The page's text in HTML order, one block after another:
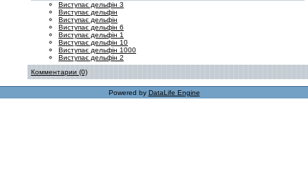
Виступає дельфін 3
Виступає дельфін
Виступає дельфін
Виступає дельфін 6
Виступає дельфін 1
Виступає дельфін 10
Виступає дельфін 1000
Виступає дельфін 2
Комментарии (0)
Powered by DataLife Engine